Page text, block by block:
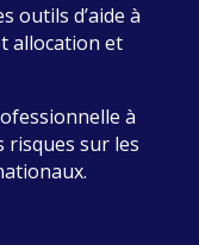
outils d’aide à
allocation et
à
sur les